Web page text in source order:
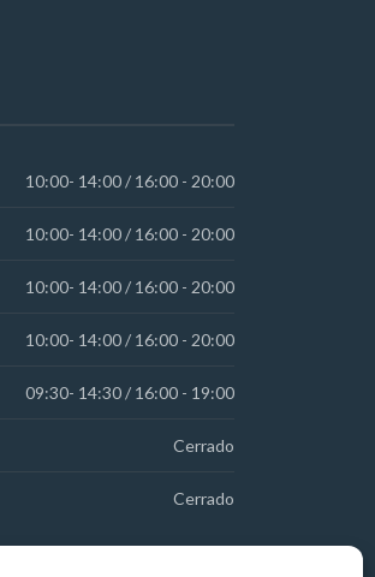
10:00- 14:00 / 16:00 - 20:00
10:00- 14:00 / 16:00 - 20:00
10:00- 14:00 / 16:00 - 20:00
10:00- 14:00 / 16:00 - 20:00
09:30- 14:30 / 16:00 - 19:00
Cerrado
Cerrado